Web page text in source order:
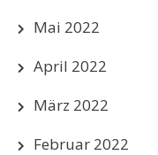
Mai 2022
April 2022
März 2022
Februar 2022